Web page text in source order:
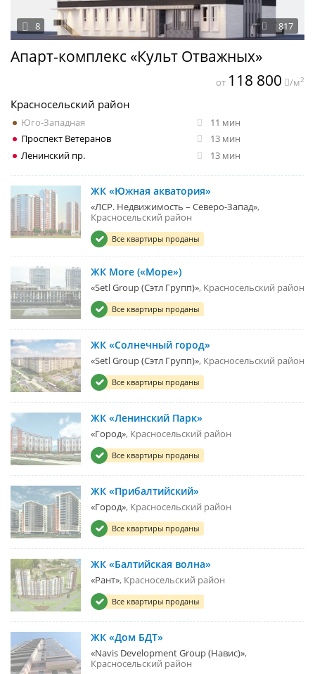
Апарт-комплекс «Культ Отважных»
817
8
Красносельский район
Юго-Западная
11 мин
Проспект Ветеранов
13 мин
Ленинский пр.
13 мин
от 118 800 /м2
ЖК «Южная акватория»
«ЛСР. Недвижимость – Северо-Запад»
Красносельский район
Все квартиры проданы
ЖК More («Море»)
«Setl Group (Сэтл Групп)» Красносельский район
Все квартиры проданы
ЖК «Солнечный город»
«Setl Group (Сэтл Групп)» Красносельский район
Все квартиры проданы
ЖК «Ленинский Парк»
«Город» Красносельский район
Все квартиры проданы
ЖК «Прибалтийский»
«Город» Красносельский район
Все квартиры проданы
ЖК «Балтийская волна»
«Рант» Красносельский район
Все квартиры проданы
ЖК «Дом БДТ»
«Navis Development Group (Навис)»
Красносельский район